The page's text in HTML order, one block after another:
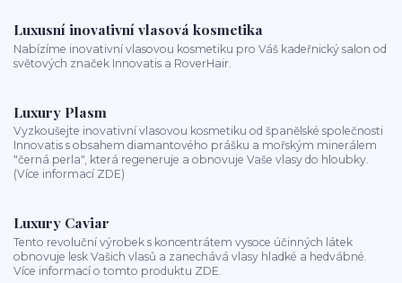
Luxusní inovativní vlasová kosmetika
Nabízíme inovativní vlasovou kosmetiku pro Váš kadeřnický salon od
světových značek Innovatis a RoverHair.
Luxury Plasm
Vyzkoušejte inovativní vlasovou kosmetiku od španělské společnosti
Innovatis s obsahem diamantového prášku a mořským minerálem
"černá perla", která regeneruje a obnovuje Vaše vlasy do hloubky.
(Více informací ZDE)
Luxury Caviar
Tento revoluční výrobek s koncentrátem vysoce účinných látek
obnovuje lesk Vašich vlasů a zanechává vlasy hladké a hedvábné.
Více informací o tomto produktu ZDE.